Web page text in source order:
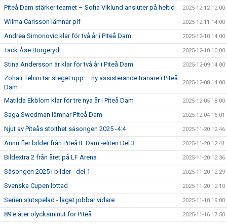
Piteå Dam stärker teamet – Sofia Viklund ansluter på heltid 2025-12-12 12:00
Wilma Carlsson lämnar pif 2025-12-11 14:00
Andrea Simonovic klar för två år i Piteå Dam 2025-12-10 14:00
Tack Åse Borgeryd! 2025-12-10 10:00
Stina Andersson är klar för två år i Piteå Dam 2025-12-09 14:00
Zohair Tehini tar steget upp – ny assisterande tränare i Piteå
Dam
2025-12-08 14:00
Matilda Ekblom klar för tre nya år i Piteå Dam 2025-12-05 18:00
Saga Swedman lämnar Piteå Dam 2025-12-04 16:01
Njut av Piteås stolthet säsongen 2025 -4:4 2025-11-20 12:46
Ännu fler bilder från Piteå IF Dam -eliten Del 3 2025-11-20 12:41
Bildextra 2 från året på LF Arena 2025-11-20 12:36
Säsongen 2025 i bilder - del 1 2025-11-20 12:29
Svenska Cupen lottad 2025-11-20 12:10
Serien slutspelad - laget jobbar vidare 2025-11-18 19:00
89:e åter olycksminut för Piteå 2025-11-16 17:50